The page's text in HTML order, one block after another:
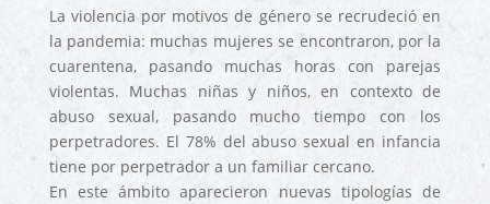
La violencia por motivos de género se recrudeció en
la pandemia: muchas mujeres se encontraron, por la
cuarentena, pasando muchas horas con parejas
violentas. Muchas niñas y niños, en contexto de
abuso sexual, pasando mucho tiempo con los
perpetradores. El 78% del abuso sexual en infancia
tiene por perpetrador a un familiar cercano.
En este ámbito aparecieron nuevas tipologías de